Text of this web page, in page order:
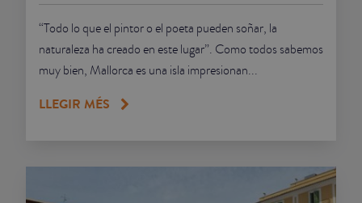
“Todo lo que el pintor o el poeta pueden soñar, la
naturaleza ha creado en este lugar”. Como todos sabemos
muy bien, Mallorca es una isla impresionan...
LLEGIR MÉS